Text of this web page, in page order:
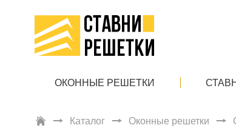
ОКОННЫЕ РЕШЕТКИ
Каталог Оконные решетки